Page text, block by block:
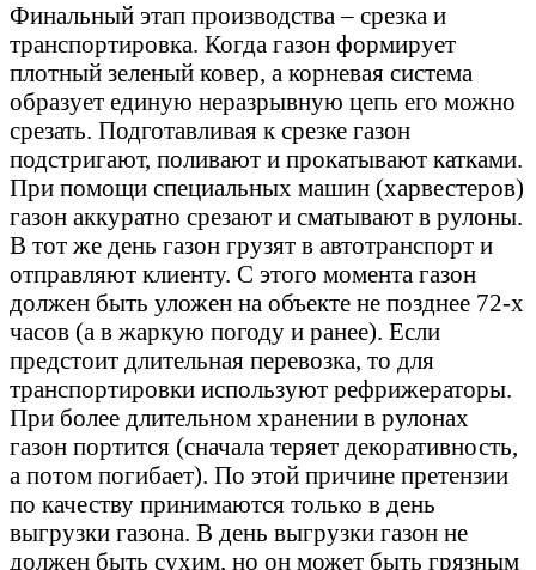
Финальный этап производства – срезка и
транспортировка. Когда газон формирует
плотный зеленый ковер, а корневая система
образует единую неразрывную цепь его можно
срезать. Подготавливая к срезке газон
подстригают, поливают и прокатывают катками.
При помощи специальных машин (харвестеров)
газон аккуратно срезают и сматывают в рулоны.
В тот же день газон грузят в автотранспорт и
отправляют клиенту. С этого момента газон
должен быть уложен на объекте не позднее 72-х
часов (а в жаркую погоду и ранее). Если
предстоит длительная перевозка, то для
транспортировки используют рефрижераторы.
При более длительном хранении в рулонах
газон портится (сначала теряет декоративность,
а потом погибает). По этой причине претензии
по качеству принимаются только в день
выгрузки газона. В день выгрузки газон не
должен быть сухим, но он может быть грязным